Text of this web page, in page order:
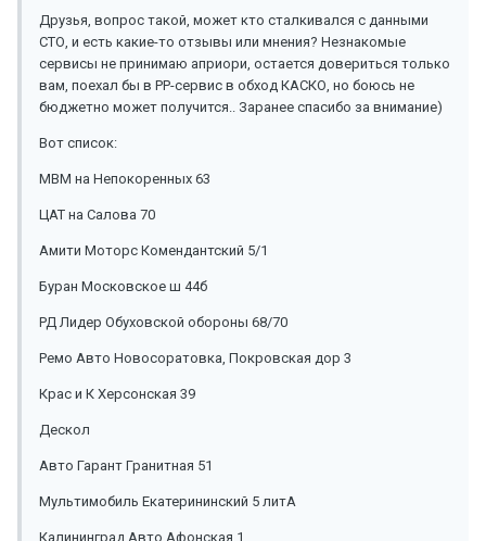
Друзья, вопрос такой, может кто сталкивался с данными
СТО, и есть какие-то отзывы или мнения? Незнакомые
сервисы не принимаю априори, остается довериться только
вам, поехал бы в РР-сервис в обход КАСКО, но боюсь не
бюджетно может получится.. Заранее спасибо за внимание)
Вот список:
МВМ на Непокоренных 63
ЦАТ на Салова 70
Амити Моторс Комендантский 5/1
Буран Московское ш 44б
РД Лидер Обуховской обороны 68/70
Ремо Авто Новосоратовка, Покровская дор 3
Крас и К Херсонская 39
Дескол
Авто Гарант Гранитная 51
Мультимобиль Екатерининский 5 литА
Калининград Авто Афонская 1